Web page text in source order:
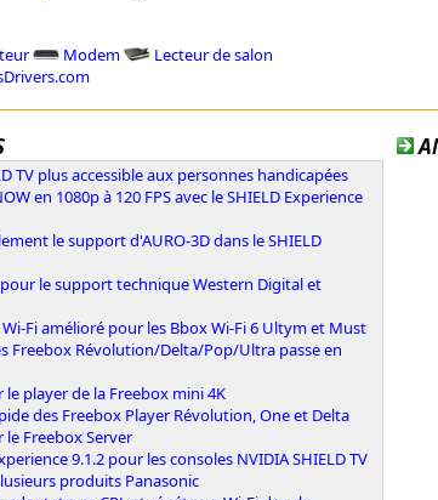
Modem
Lecteur de salon
TV plus accessible aux personnes handicapées
en 1080p à 120 FPS avec le SHIELD Experience
le support d'AURO-3D dans le SHIELD
le support technique Western Digital et
Fi amélioré pour les Bbox Wi-Fi 6 Ultym et Must
Freebox Révolution/Delta/Pop/Ultra passe en
le player de la Freebox mini 4K
des Freebox Player Révolution, One et Delta
le Freebox Server
9.1.2 pour les consoles NVIDIA SHIELD TV
produits Panasonic